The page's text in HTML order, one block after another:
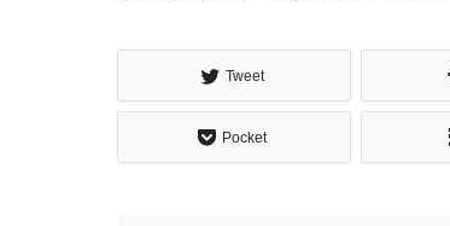
Tweet
Pocket